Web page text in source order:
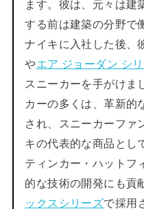
ます。彼は、元々は建
する前は建築の分野で
ナイキに入社した後、
やエア ジョーダン シ
スニーカーを手がけま
カーの多くは、革新的
され、スニーカーファ
キの代表的な商品とし
ティンカー・ハットフ
的な技術の開発にも貢
ックスシリーズで採用